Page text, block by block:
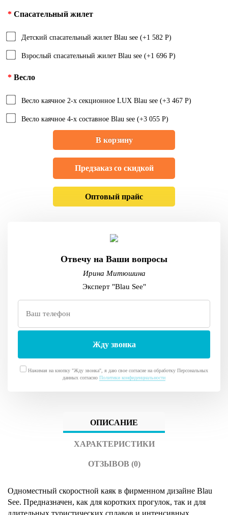
Спасательный жилет
Детский спасательный жилет Blau see (+1 582 Р)
Взрослый спасательный жилет Blau see (+1 696 Р)
Весло
Весло каячное 2-х секционное LUX Blau see (+3 467 Р)
Весло каячное 4-х составное Blau see (+3 055 Р)
В корзину
Предзаказ со скидкой
Оптовый прайс
Отвечу на Ваши вопросы
Ирина Митюшина
Эксперт "Blau See"
Нажимая на кнопку "Жду звонка", я даю свое согласие на обработку Персональных
данных согласно Политики конфиденциальности
ОПИСАНИЕ
ХАРАКТЕРИСТИКИ
ОТЗЫВОВ (0)
Одноместный скоростной каяк в фирменном дизайне Blau
See. Предназначен, как для коротких прогулок, так и для
длительных туристических сплавов и интенсивных